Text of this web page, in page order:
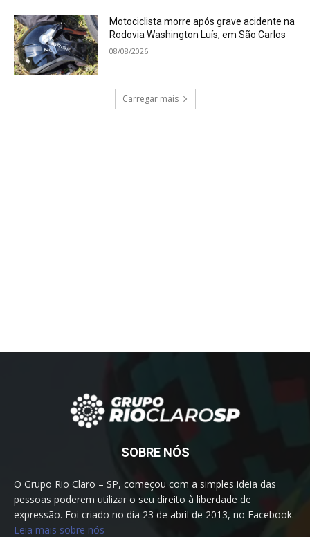
Motociclista morre após grave acidente na
Rodovia Washington Luís, em São Carlos
08/08/2026
Carregar mais
SOBRE NÓS
O Grupo Rio Claro – SP, começou com a simples ideia das
pessoas poderem utilizar o seu direito à liberdade de
expressão. Foi criado no dia 23 de abril de 2013, no Facebook.
Leia mais sobre nós